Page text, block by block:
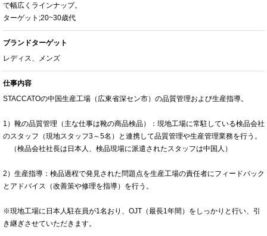
で幅広くラインナップ。
ターゲット;20~30歳代
ブランドターゲット
レディス、メンズ
仕事内容
STACCATOの中国生産工場（広東省深セン市）の品質管理および生産指導。
1）靴の品質管理（主な仕事は靴の商品検品）：現地工場に常駐している検品会社
のスタッフ（現地スタッフ3～5名）と連携して品質管理や生産管理業務を行う。
（検品会社社長は日本人、検品現場に派遣されたスタッフは中国人）
2）生産指導：検品過程で発見された問題点を生産工場の責任者にフィードバック
とアドバイス（改善策や修理を指導）を行う。
※現地工場に日本人駐在員が1名おり、OJT（最長1年間）をしっかりと行い、引
き継ぎさせていただきます。